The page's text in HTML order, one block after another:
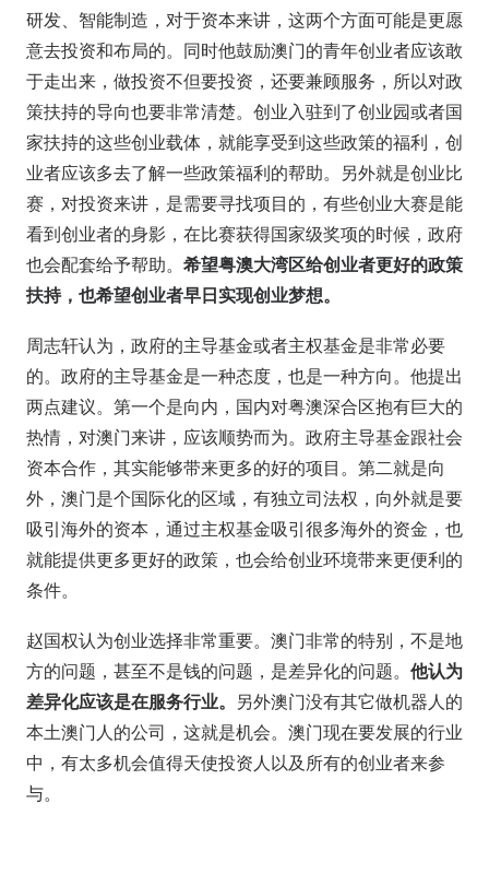
研发、智能制造，对于资本来讲，这两个方面可能是更愿
意去投资和布局的。同时他鼓励澳门的青年创业者应该敢
于走出来，做投资不但要投资，还要兼顾服务，所以对政
策扶持的导向也要非常清楚。创业入驻到了创业园或者国
家扶持的这些创业载体，就能享受到这些政策的福利，创
业者应该多去了解一些政策福利的帮助。另外就是创业比
赛，对投资来讲，是需要寻找项目的，有些创业大赛是能
看到创业者的身影，在比赛获得国家级奖项的时候，政府
也会配套给予帮助。 希望粤澳大湾区给创业者更好的政策
扶持，也希望创业者早日实现创业梦想。
周志轩认为，政府的主导基金或者主权基金是非常必要
的。政府的主导基金是一种态度，也是一种方向。他提出
两点建议。第一个是向内，国内对粤澳深合区抱有巨大的
热情，对澳门来讲，应该顺势而为。政府主导基金跟社会
资本合作，其实能够带来更多的好的项目。第二就是向
外，澳门是个国际化的区域，有独立司法权，向外就是要
吸引海外的资本，通过主权基金吸引很多海外的资金，也
就能提供更多更好的政策，也会给创业环境带来更便利的
条件。
赵国权认为创业选择非常重要。澳门非常的特别，不是地
方的问题，甚至不是钱的问题，是差异化的问题。 他认为
差异化应该是在服务行业。
另外澳门没有其它做机器人的
本土澳门人的公司，这就是机会。澳门现在要发展的行业
中，有太多机会值得天使投资人以及所有的创业者来参
与。